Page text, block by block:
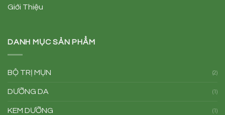
Giới Thiệu
DANH MỤC SẢN PHẨM
BỘ TRỊ MỤN (2)
DƯỠNG DA (1)
KEM DƯỠNG (1)